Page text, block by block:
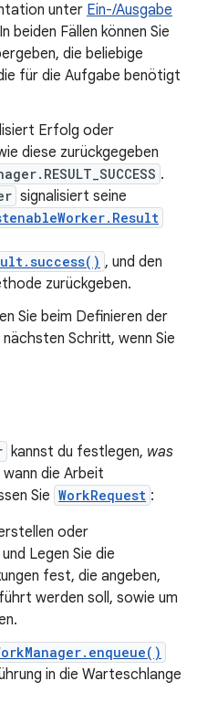
unter Ein-/Ausgabe
beiden Fällen können Sie
die beliebige
für die Aufgabe benötigt
Erfolg oder
diese zurückgegeben
.
signalisiert seine
, und den
zurückgeben.
Sie beim Definieren der
Schritt, wenn Sie
kannst du festlegen, was
die Arbeit
Sie WorkRequest :
oder
und Legen Sie die
fest, die angeben,
werden soll, sowie um
in die Warteschlange